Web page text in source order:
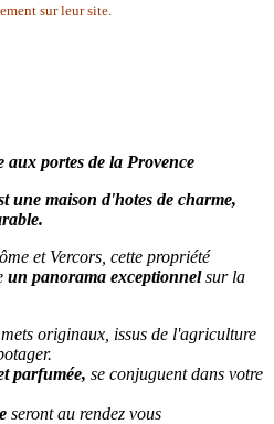
sur leur site.
aux portes de la Provence
une maison d'hotes de charme,
et Vercors, cette propriété
un panorama exceptionnelsur la
mets originaux, issus de l'agriculture
parfumée, se conjuguent dans votre
seront au rendez vous